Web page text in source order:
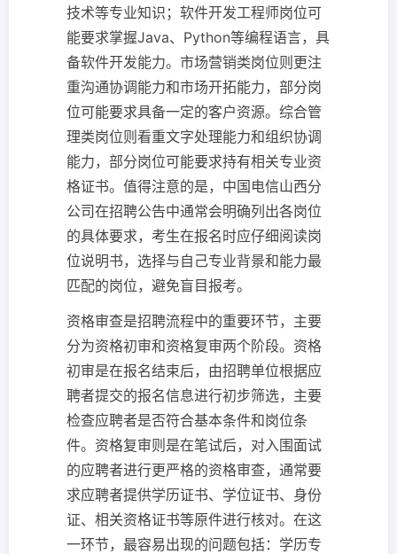
技术等专业知识；软件开发工程师岗位可
能要求掌握Java、Python等编程语言，具
备软件开发能力。市场营销类岗位则更注
重沟通协调能力和市场开拓能力，部分岗
位可能要求具备一定的客户资源。综合管
理类岗位则看重文字处理能力和组织协调
能力，部分岗位可能要求持有相关专业资
格证书。值得注意的是，中国电信山西分
公司在招聘公告中通常会明确列出各岗位
的具体要求，考生在报名时应仔细阅读岗
位说明书，选择与自己专业背景和能力最
匹配的岗位，避免盲目报考。
资格审查是招聘流程中的重要环节，主要
分为资格初审和资格复审两个阶段。资格
初审是在报名结束后，由招聘单位根据应
聘者提交的报名信息进行初步筛选，主要
检查应聘者是否符合基本条件和岗位条
件。资格复审则是在笔试后，对入围面试
的应聘者进行更严格的资格审查，通常要
求应聘者提供学历证书、学位证书、身份
证、相关资格证书等原件进行核对。在这
一环节，最容易出现的问题包括：学历专